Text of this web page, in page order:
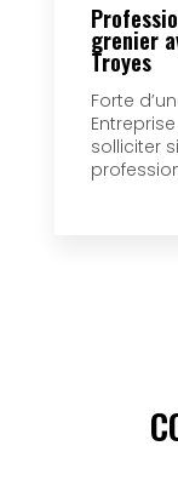
grenier
Troyes
Forte
solliciter